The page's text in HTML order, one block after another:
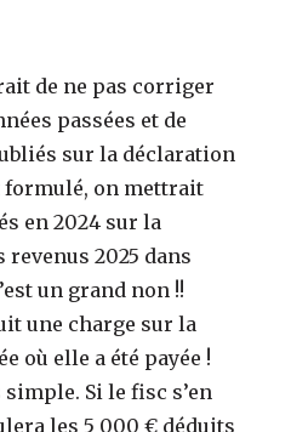
de ne pas corriger
passées et de
sur la déclaration
formulé, on mettrait
en 2024 sur la
revenus 2025 dans
un grand non !!
une charge sur la
où elle a été payée !
Si le fisc s’en
les 5 000 € déduits